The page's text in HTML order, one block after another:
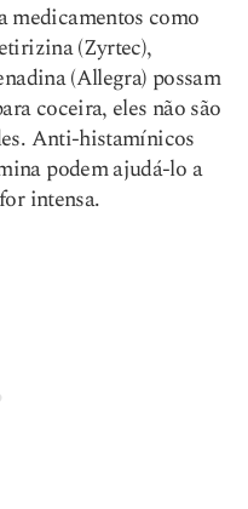
medicamentos como
(Zyrtec),
(Allegra) possam
coceira, eles não são
Anti-histamínicos
podem ajudá-lo a
intensa.